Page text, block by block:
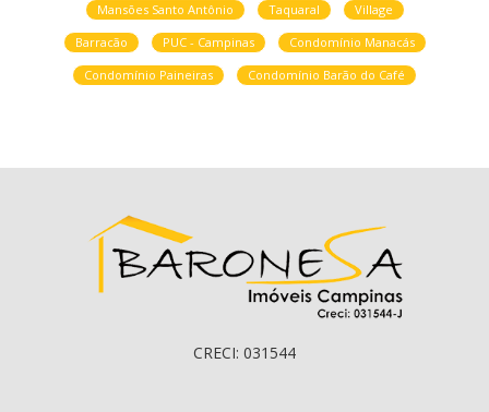
Mansões Santo Antônio
Taquaral
Village
Barracão
PUC - Campinas
Condomínio Manacás
Condomínio Paineiras
Condomínio Barão do Café
CRECI: 031544